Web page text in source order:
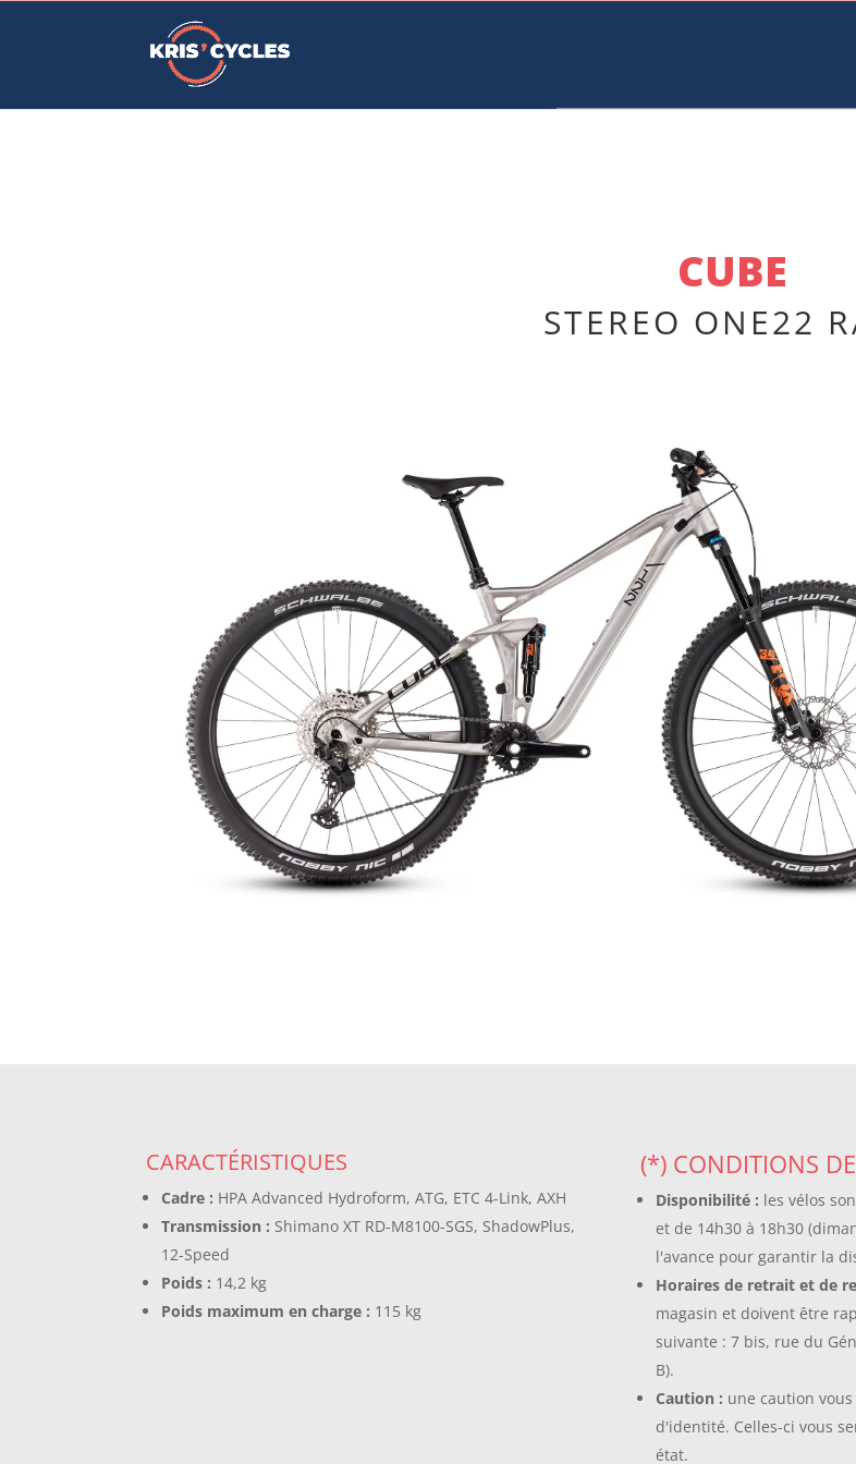
CUBE
STEREO ONE22
CARACTÉRISTIQUES
Cadre : HPA Advanced Hydroform, ATG, ETC 4-Link, AXH
Transmission : Shimano XT RD-M8100-SGS, ShadowPlus,
12-Speed
Poids : 14,2 kg
Poids maximum en charge : 115 kg
(*) CONDITIONS
Disponibilité : les vélos
et de 14h30 à 18h30
l'avance pour garantir la
Horaires de retrait et de
magasin et doivent être
suivante : 7 bis, rue du
B).
Caution : une caution
d'identité. Celles-ci vous
état.